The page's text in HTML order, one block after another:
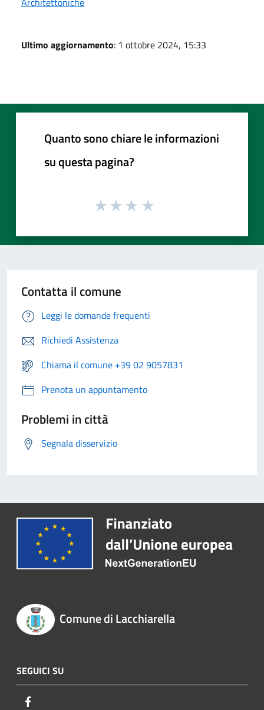
Ultimo aggiornamento: 1 ottobre 2024, 15:33
Quanto sono chiare le informazioni
su questa pagina?
Contatta il comune
Leggi le domande frequenti
Richiedi Assistenza
Chiama il comune +39 02 9057831
Prenota un appuntamento
Problemi in città
Segnala disservizio
Comune di Lacchiarella
SEGUICI SU